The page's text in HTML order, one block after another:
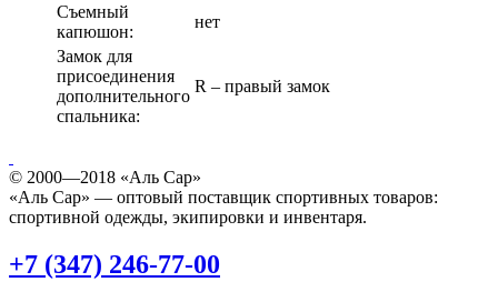
Съемный
капюшон:
нет
Замок для
присоединения
дополнительного
спальника:
R – правый замок
© 2000—2018 «Аль Сар»
«Аль Сар» — оптовый поставщик спортивных товаров:
спортивной одежды, экипировки и инвентаря.
+7 (347) 246-77-00